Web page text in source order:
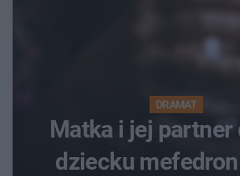
DRAMAT
Matka i jej partner
dziecku